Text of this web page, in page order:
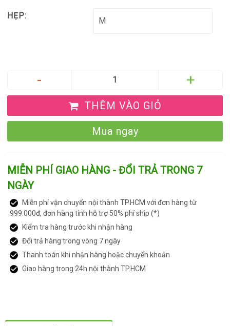
HẸP:
THÊM VÀO GIỎ
Mua ngay
MIỄN PHÍ GIAO HÀNG - ĐỔI TRẢ TRONG 7
NGÀY
Miễn phí vận chuyển nội thành TP.HCM với đơn hàng từ
999.000đ, đơn hàng tỉnh hỗ trợ 50% phí ship (*)
Kiểm tra hàng trước khi nhận hàng
Đổi trả hàng trong vòng 7 ngày
Thanh toán khi nhận hàng hoặc chuyển khoản
Giao hàng trong 24h nội thành TP.HCM